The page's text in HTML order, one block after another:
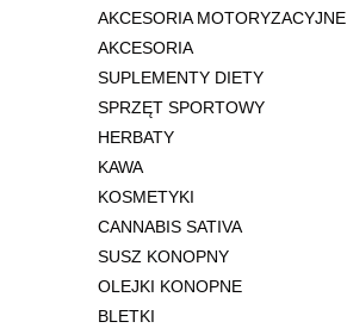
AKCESORIA MOTORYZACYJNE
AKCESORIA
SUPLEMENTY DIETY
SPRZĘT SPORTOWY
HERBATY
KAWA
KOSMETYKI
CANNABIS SATIVA
SUSZ KONOPNY
OLEJKI KONOPNE
BLETKI